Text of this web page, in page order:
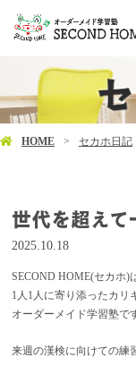
HOME セカホ日記
世代を超えて
2025.10.18
SECOND HOME(セカホ)
1人1人に寄り添ったカリ
オーダーメイド学習塾で
来週の漢検に向けての練